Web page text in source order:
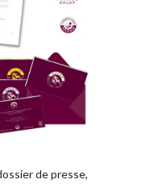
de presse,